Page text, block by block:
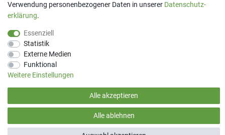
Verwendung personenbezogener Daten in unserer Daten­schutz­
erklärung.
Essenziell
Statistik
Externe Medien
Funktional
Weitere Einstellungen
Alle akzeptieren
Alle ablehnen